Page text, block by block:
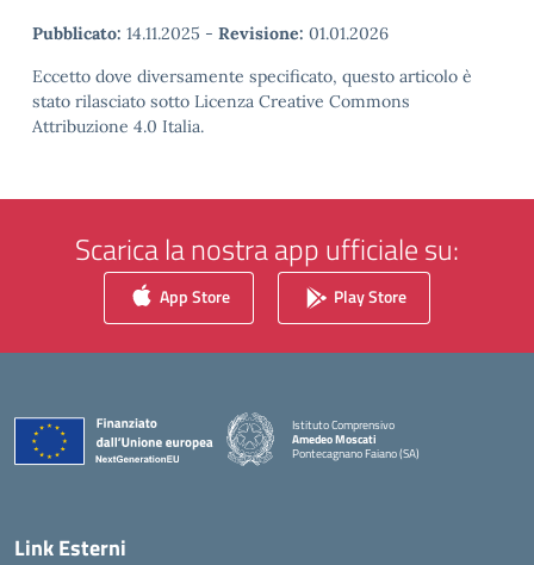
Pubblicato: 14.11.2025 - Revisione: 01.01.2026
Eccetto dove diversamente specificato, questo articolo è
stato rilasciato sotto Licenza Creative Commons
Attribuzione 4.0 Italia.
Scarica la nostra app ufficiale su:
App Store Play Store
Istituto Comprensivo
Amedeo Moscati
Pontecagnano Faiano (SA)
— Visita la pagina iniziale della scuola
Link Esterni